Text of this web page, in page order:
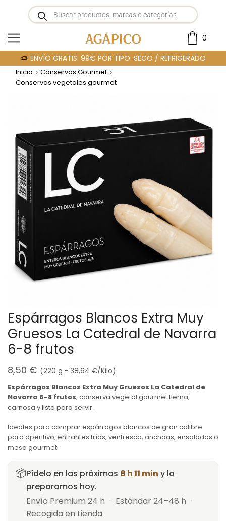
0
ENVÍO GRATIS: 99€ POR TIPO: SECO / REFRIGERADO
Inicio
Conservas Gourmet
Conservas vegetales gourmet
Espárragos Blancos Extra Muy
Gruesos La Catedral de Navarra
6-8 frutos
8,50 € (220 g - 38,64 €/Kilo)
Espárragos Blancos Extra Muy Gruesos La Catedral de
Navarra 6-8 frutos, conserva vegetal gourmet tierna,
carnosa y lista para servir.
Ideales para comprar espárragos blancos de gran calibre
para aperitivo, entrantes fríos, ventresca, anchoas, ensaladas o
mesa gourmet.
📦Pídelo en las próximas 8 h 11 min y lo
preparamos hoy.
Envío Premium 24 h · Estándar 24–48 h ·
Recogida en tienda